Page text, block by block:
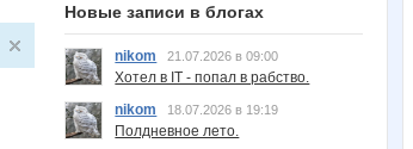
Новые записи в блогах
nikom 21.07.2026 в 09:00
Хотел в IT - попал в рабство.
nikom
18.07.2026 в 19:19
Полдневное лето.